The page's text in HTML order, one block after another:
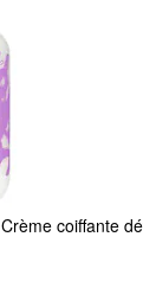
Crème coiffante